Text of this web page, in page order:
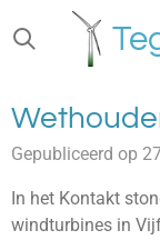
Ga
direct
de
hoofdinhoud
Gepubliceerd op
In het Kontakt
windturbines in